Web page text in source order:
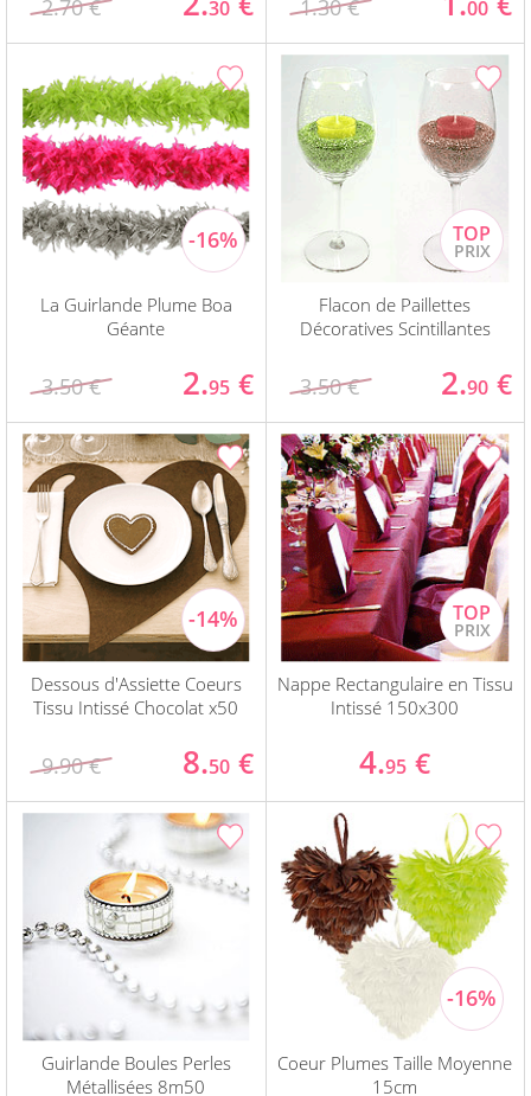
2.70 € 30 1.30 € 00
La Guirlande Plume Boa
Géante
3.50 € 2.95 €
Flacon de Paillettes
Décoratives Scintillantes
3.50 € 2.90 €
Dessous d'Assiette Coeurs
Tissu Intissé Chocolat x50
9.90 € 8.50 €
Nappe Rectangulaire en Tissu
Intissé 150x300
4.95 €
Guirlande Boules Perles
Métallisées 8m50
Coeur Plumes Taille Moyenne
15cm